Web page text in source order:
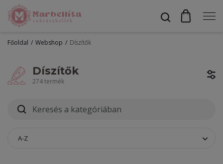
Főoldal Webshop Díszítők
Díszítők
274 termék
A-Z